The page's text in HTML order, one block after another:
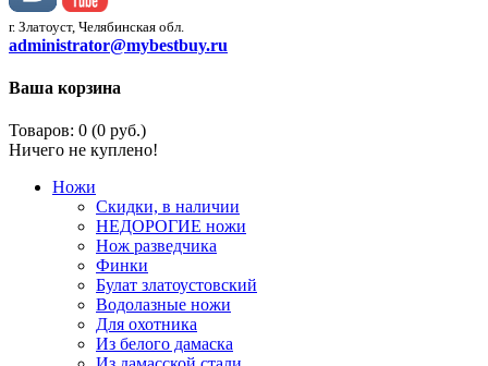
г. Златоуст, Челябинская обл.
administrator@mybestbuy.ru
Ваша корзина
Товаров: 0 (0 руб.)
Ничего не куплено!
Ножи
Скидки, в наличии
НЕДОРОГИЕ ножи
Нож разведчика
Финки
Булат златоустовский
Водолазные ножи
Для охотника
Из белого дамаска